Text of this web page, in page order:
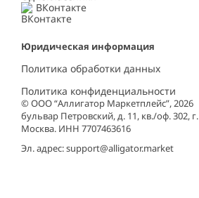
ВКонтакте
Юридическая информация
Политика обработки данных
Политика конфиденциальности
© ООО “Аллигатор Маркетплейс”, 2026
бульвар Петровский, д. 11, кв./оф. 302, г.
Москва. ИНН 7707463616
Эл. адрес:support@alligator.market